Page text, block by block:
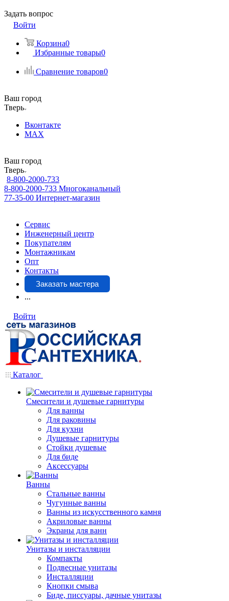
Задать вопрос
Войти
Корзина0
Избранные товары0
Сравнение товаров0
Ваш город
Тверь
Вконтакте
MAX
Ваш город
Тверь
8-800-2000-733
8-800-2000-733 Многоканальный
77-35-00 Интернет-магазин
Сервис
Инженерный центр
Покупателям
Монтажникам
Опт
Контакты
Заказать мастера
...
Войти
Каталог
Смесители и душевые гарнитуры
Для ванны
Для раковины
Для кухни
Душевые гарнитуры
Стойки душевые
Для биде
Аксессуары
Ванны
Стальные ванны
Чугунные ванны
Ванны из искусственного камня
Акриловые ванны
Экраны для ванн
Унитазы и инсталляции
Компакты
Подвесные унитазы
Инсталляции
Кнопки смыва
Биде, писсуары, дачные унитазы